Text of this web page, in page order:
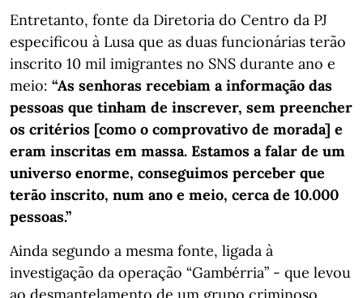
Entretanto, fonte da Diretoria do Centro da PJ
especificou à Lusa que as duas funcionárias terão
inscrito 10 mil imigrantes no SNS durante ano e
meio: “As senhoras recebiam a informação das
pessoas que tinham de inscrever, sem preencher
os critérios [como o comprovativo de morada] e
eram inscritas em massa. Estamos a falar de um
universo enorme, conseguimos perceber que
terão inscrito, num ano e meio, cerca de 10.000
pessoas.”
Ainda segundo a mesma fonte, ligada à
investigação da operação “Gambérria” - que levou
ao desmantelamento de um grupo criminoso